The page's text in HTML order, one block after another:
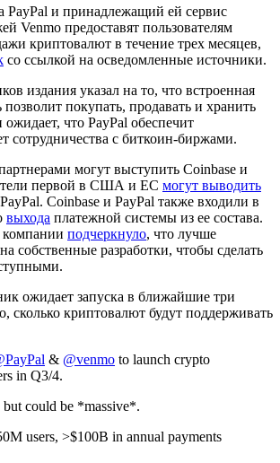
PayPal и принадлежащий ей сервис
Venmo предоставят пользователям
криптовалют в течение трех месяцев,
со ссылкой на осведомленные источники.
издания указал на то, что встроенная
покупать, продавать и хранить
что PayPal обеспечит
сотрудничества с биткоин-биржами.
могут выступить Coinbase и
первой в США и ЕС могут выводить
Coinbase и PayPal также входили в
выхода платежной системы из ее состава.
компании подчеркнуло, что лучше
собственные разработки, чтобы сделать
ожидает запуска в ближайшие три
сколько криптовалют будут поддерживать
& @venmo to launch crypto
in Q3/4.
could be *massive*.
users, >$100B in annual payments